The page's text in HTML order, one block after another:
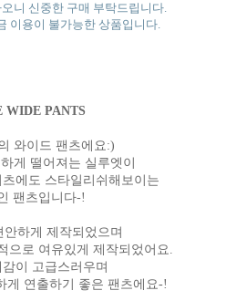
니 신중한 구매 부탁드립니다.
이용이 불가능한 상품입니다.
WIDE PANTS
와이드 팬츠에요:)
게 떨어져는 실루엣이
에도 스타일리쉬해보이는
팬츠입니다-!
하게 제작되었으며
으로 여유있게 제작되었어요.
이 고급스러우며
게 연출하기 좋은 팬츠에요-!